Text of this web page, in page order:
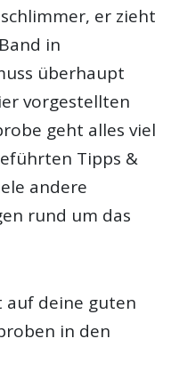
er zieht
in
überhaupt
vorgestellten
geht alles viel
Tipps &
andere
rund um das
auf deine guten
in den